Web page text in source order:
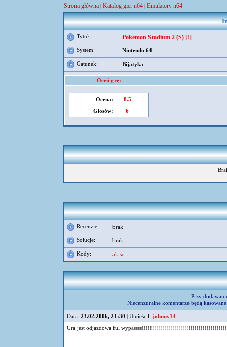
Strona główna | Katalog gier n64 | Emulatory n64
Tytuł: Pokemon Stadium 2 (S) [!]
System: Nintendo 64
Gatunek: Bijatyka
Oceń grę:
Ocena:
8.5
Głosów:
6
Recenzje: brak
Solucje: brak
Kody: akiso
Przy
Niecenzuralne komentarze będą
Data: 23.02.2006, 21:30 | Umieścił: johnny14
Gra jest odjazdowa ful